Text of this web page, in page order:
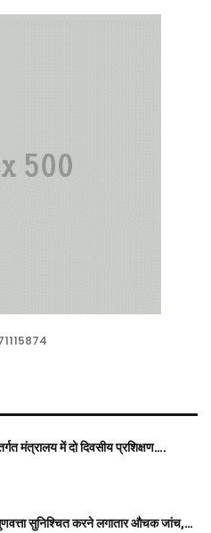
मंत्रालय में दो दिवसीय प्रशिक्षण….
सुनिश्चित करने लगातार औचक जांच,…